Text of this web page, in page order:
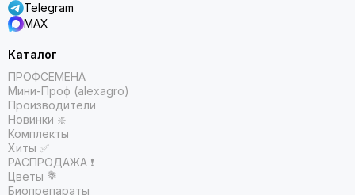
Telegram
MAX
Каталог
ПРОФСЕМЕНА
Мини-Проф (alexagro)
Производители
Новинки ❇️
Комплекты
Хиты ✅
РАСПРОДАЖА ❗️
Цветы 💐
Биопрепараты